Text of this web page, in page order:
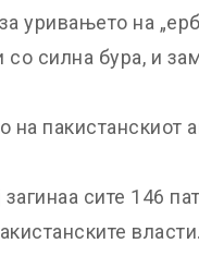
уривањето на
силна бура, и
на пакистанскиот
сите 146
власти.